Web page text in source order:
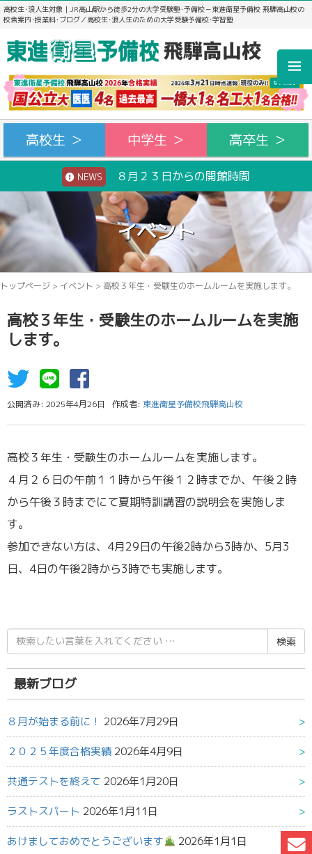
高校生･浪人生対象｜JR高山駅から徒歩2分の大学受験塾･予備校－東進衛星予備校 飛騨高山校の
校舎案内･授業料･ブログ／高校生･浪人生のための大学受験予備校･学習塾
高校生 ＞ 中学生 ＞ 高卒生 ＞
NEWS ８月２３日からの開館時間
イベント
トップページ > イベント > 高校３年生・受験生のホームルームを実施します。
高校３年生・受験生のホームルームを実施
します。
公開済み: 2025年4月26日 作成者: 東進衛星予備校飛騨高山校
高校３年生・受験生のホームルームを実施します。
４月２６日の午前１１時から午後１２時までか、午後２時
から午後３時までにて夏期特訓講習の説明会を実施しま
す。
参加できない方は、4月29日の午後2時から3時か、5月3
日、4日の午後2時から3時でも実施します。
検
索
結
果:
最新ブログ
８月が始まる前に！ 2026年7月29日
２０２５年度合格実績 2026年4月9日
共通テストを終えて 2026年1月20日
ラストスパート 2026年1月11日
あけましておめでとうございます 2026年1月1日